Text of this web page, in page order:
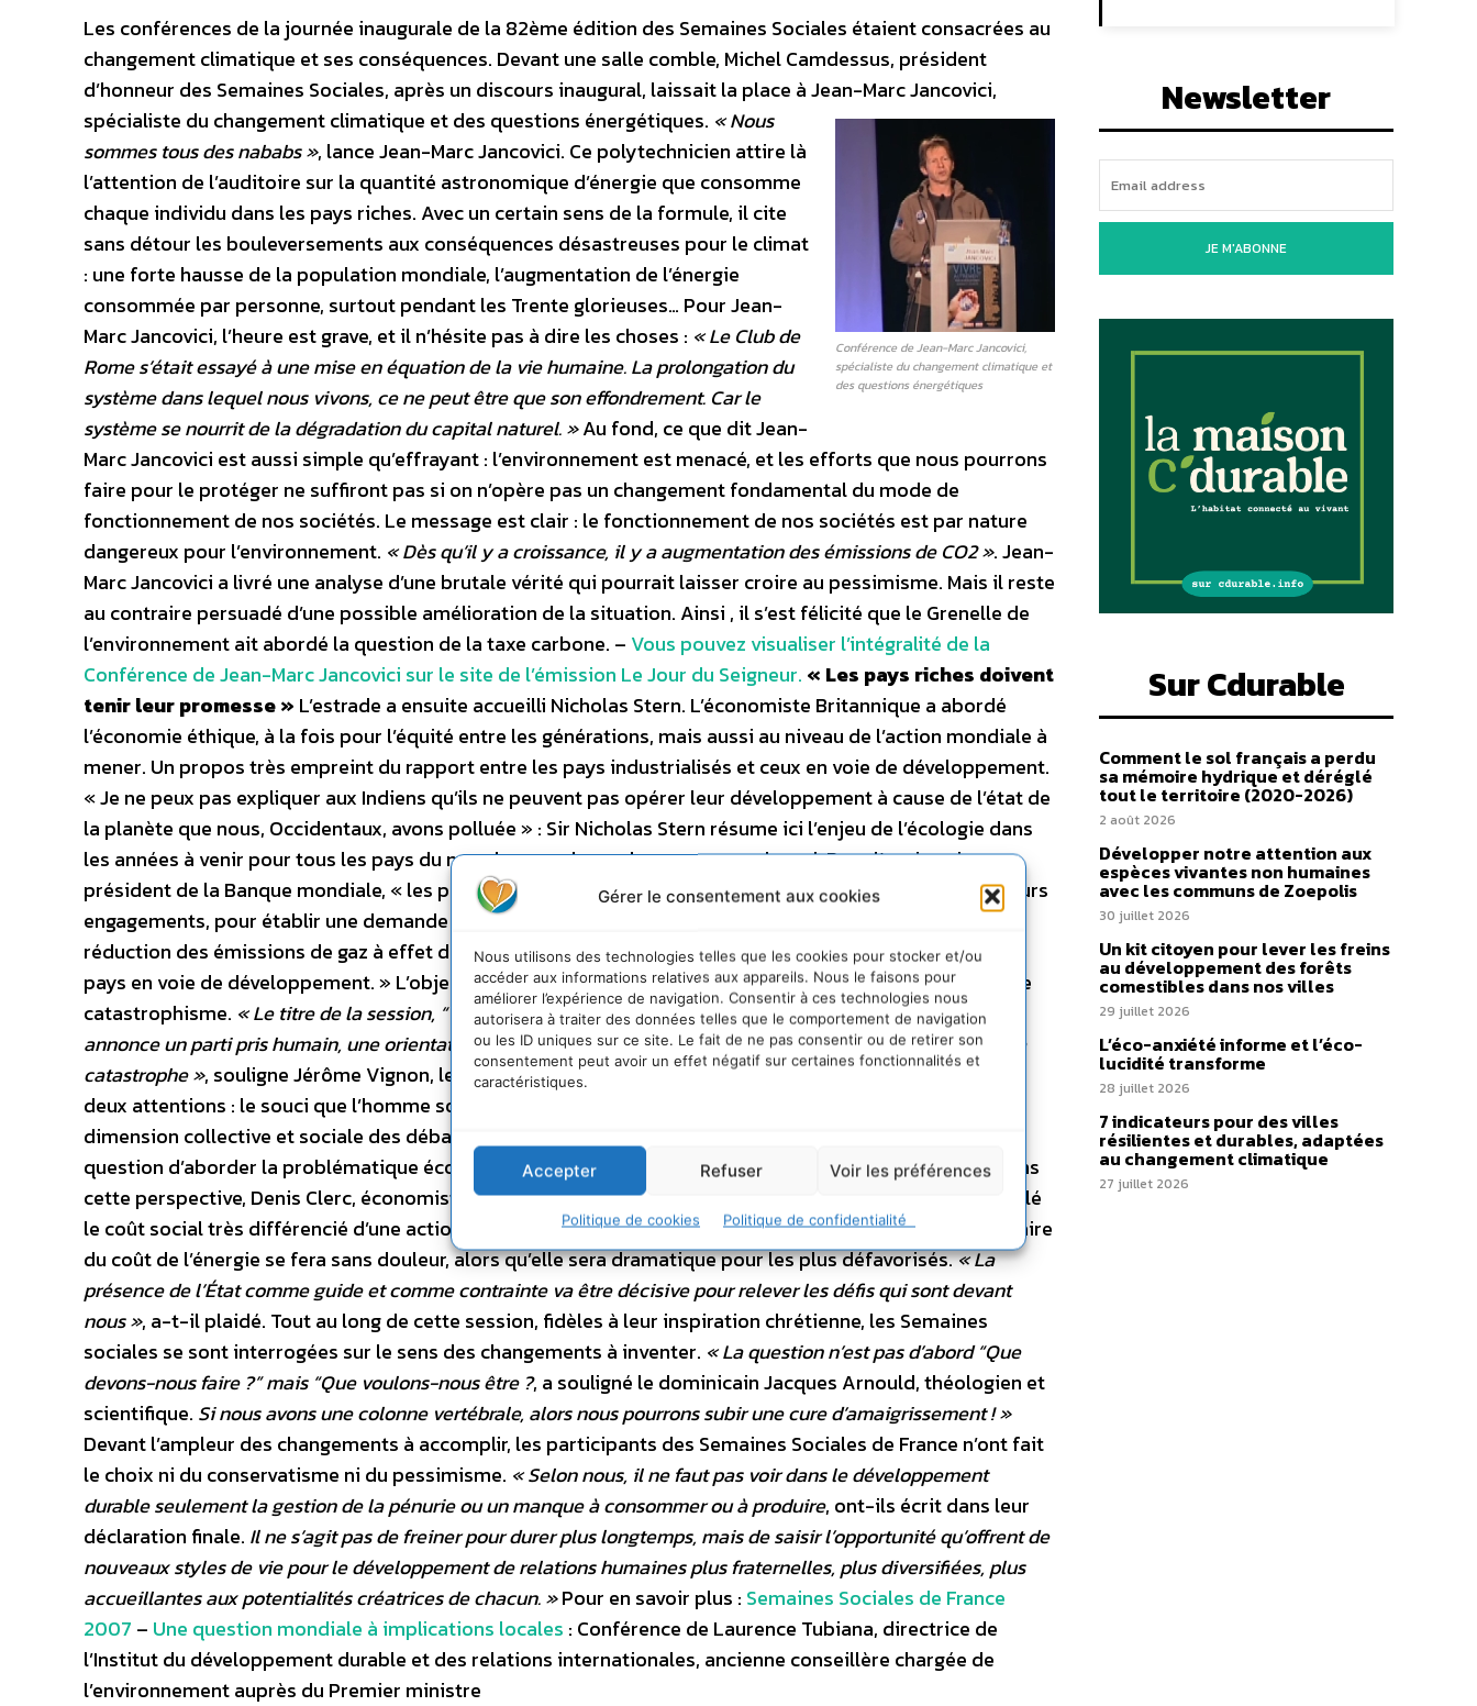
Gérer le consentement aux cookies
Nous utilisons des technologies telles que les cookies pour stocker et/ou
accéder aux informations relatives aux appareils. Nous le faisons pour
améliorer l’expérience de navigation. Consentir à ces technologies nous
autorisera à traiter des données telles que le comportement de navigation
ou les ID uniques sur ce site. Le fait de ne pas consentir ou de retirer son
consentement peut avoir un effet négatif sur certaines fonctionnalités et
caractéristiques.
Accepter Refuser Voir les préférences
Politique de cookies Politique de confidentialité
Les conférences de la journée inaugurale de la 82ème édition des Semaines Sociales étaient consacrées au
changement climatique et ses conséquences. Devant une salle comble, Michel Camdessus, président
d’honneur des Semaines Sociales, après un discours inaugural, laissait la place à Jean-Marc Jancovici,
spécialiste du changement climatique et des questions énergétiques.
Conférence de Jean-Marc Jancovici,
spécialiste du changement climatique et
des questions énergétiques
« Nous
sommes tous des nababs », lance Jean-Marc Jancovici. Ce polytechnicien attire là
l’attention de l’auditoire sur la quantité astronomique d’énergie que consomme
chaque individu dans les pays riches. Avec un certain sens de la formule, il cite
sans détour les bouleversements aux conséquences désastreuses pour le climat
: une forte hausse de la population mondiale, l’augmentation de l’énergie
consommée par personne, surtout pendant les Trente glorieuses… Pour Jean-
Marc Jancovici, l’heure est grave, et il n’hésite pas à dire les choses : « Le Club de
Rome s’était essayé à une mise en équation de la vie humaine. La prolongation du
système dans lequel nous vivons, ce ne peut être que son effondrement. Car le
système se nourrit de la dégradation du capital naturel. »Au fond, ce que dit Jean-
Marc Jancovici est aussi simple qu’effrayant : l’environnement est menacé, et les efforts que nous pourrons
faire pour le protéger ne suffiront pas si on n’opère pas un changement fondamental du mode de
fonctionnement de nos sociétés. Le message est clair : le fonctionnement de nos sociétés est par nature
dangereux pour l’environnement. « Dès qu’il y a croissance, il y a augmentation des émissions de CO2 ». Jean-
Marc Jancovici a livré une analyse d’une brutale vérité qui pourrait laisser croire au pessimisme. Mais il reste
au contraire persuadé d’une possible amélioration de la situation. Ainsi , il s’est félicité que le Grenelle de
l’environnement ait abordé la question de la taxe carbone. – Vous pouvez visualiser l’intégralité de la
Conférence de Jean-Marc Jancovici sur le site de l’émission Le Jour du Seigneur. « Les pays riches doivent
tenir leur promesse » L’estrade a ensuite accueilli Nicholas Stern. L’économiste Britannique a abordé
l’économie éthique, à la fois pour l’équité entre les générations, mais aussi au niveau de l’action mondiale à
mener. Un propos très empreint du rapport entre les pays industrialisés et ceux en voie de développement.
« Je ne peux pas expliquer aux Indiens qu’ils ne peuvent pas opérer leur développement à cause de l’état de
la planète que nous, Occidentaux, avons polluée » : Sir Nicholas Stern résume ici l’enjeu de l’écologie dans
les années à venir pour tous les pays du monde, ceux du nord comme ceux du sud. Pour l’ancien vice-
président de la Banque mondiale, « les pays riches doivent établir des objectifs individuels, en tenant leurs
engagements, pour établir une demande en matière de réduction. Parallèlement, les programmes de
réduction des émissions de gaz à effet de serre doivent être conçus pour s’ouvrir au commerce avec les
pays en voie de développement. » L’objectif des Semaines sociales n’était pourtant pas de verser dans le
catastrophisme. « Le titre de la session, “Vivre autrement, pour un développement durable et humain”,
annonce un parti pris humain, une orientation marquée davantage par un élan de vie que par la crainte d’une
catastrophe », souligne Jérôme Vignon, le nouveau président. Ce parti pris s’est notamment décliné dans
deux attentions : le souci que l’homme soit au centre de la réflexion écologique ; la volonté que la
dimension collective et sociale des débats environnementaux ne soit pas oubliée. Il n’était donc pas
question d’aborder la problématique écologique en laissant de côté les questions de justice sociale. Dans
cette perspective, Denis Clerc, économiste et fondateur du magazine Alternatives économiques, a rappelé
le coût social très différencié d’une action sur les prix de l’énergie : pour les plus aisés, la hausse nécessaire
du coût de l’énergie se fera sans douleur, alors qu’elle sera dramatique pour les plus défavorisés.« La
présence de l’État comme guide et comme contrainte va être décisive pour relever les défis qui sont devant
nous », a-t-il plaidé. Tout au long de cette session, fidèles à leur inspiration chrétienne, les Semaines
sociales se sont interrogées sur le sens des changements à inventer. « La question n’est pas d’abord “Que
devons-nous faire ?” mais “Que voulons-nous être ?, a souligné le dominicain Jacques Arnould, théologien et
scientifique. Si nous avons une colonne vertébrale, alors nous pourrons subir une cure d’amaigrissement ! »
Devant l’ampleur des changements à accomplir, les participants des Semaines Sociales de France n’ont fait
le choix ni du conservatisme ni du pessimisme. « Selon nous, il ne faut pas voir dans le développement
durable seulement la gestion de la pénurie ou un manque à consommer ou à produire, ont-ils écrit dans leur
déclaration finale. Il ne s’agit pas de freiner pour durer plus longtemps, mais de saisir l’opportunité qu’offrent de
nouveaux styles de vie pour le développement de relations humaines plus fraternelles, plus diversifiées, plus
accueillantes aux potentialités créatrices de chacun. »Pour en savoir plus : Semaines Sociales de France
2007 – Une question mondiale à implications locales : Conférence de Laurence Tubiana, directrice de
l’Institut du développement durable et des relations internationales, ancienne conseillère chargée de
l’environnement auprès du Premier ministre
Newsletter
JE M'ABONNE
Sur Cdurable
Comment le sol français a perdu
sa mémoire hydrique et déréglé
tout le territoire (2020-2026)
2 août 2026
Développer notre attention aux
espèces vivantes non humaines
avec les communs de Zoepolis
30 juillet 2026
Un kit citoyen pour lever les freins
au développement des forêts
comestibles dans nos villes
29 juillet 2026
L’éco-anxiété informe et l’éco-
lucidité transforme
28 juillet 2026
7 indicateurs pour des villes
résilientes et durables, adaptées
au changement climatique
27 juillet 2026